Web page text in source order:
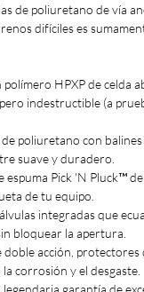
de poliuretano de vía
difíciles es
polímero HPXP de celda
indestructible (a
de poliuretano con
suave y duradero.
espuma Pick 'N Pluck™
de tu equipo.
integradas que
bloquear la apertura.
doble acción, protectores
corrosión y el desgaste.
garantía de